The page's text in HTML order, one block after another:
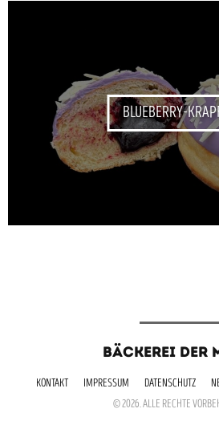
BLUEBERRY-
BÄCKEREI DER
KONTAKT IMPRESSUM DATENSCHUTZ
© 2026. ALLE RECHTE